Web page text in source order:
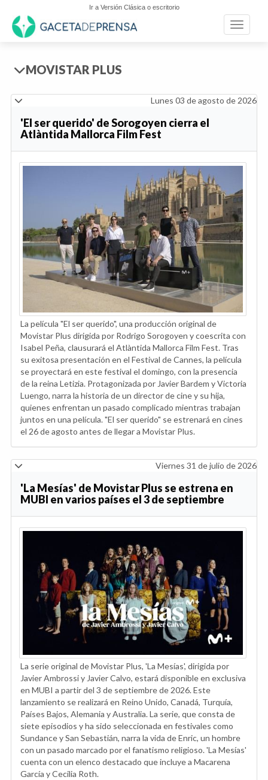
Ir a Versión Clásica o escritorio
Toggle
MOVISTAR PLUS
Lunes 03 de agosto de 2026
'El ser querido' de Sorogoyen cierra el
Atlàntida Mallorca Film Fest
La película "El ser querido", una producción original de
Movistar Plus dirigida por Rodrigo Sorogoyen y coescrita con
Isabel Peña, clausurará el Atlàntida Mallorca Film Fest. Tras
su exitosa presentación en el Festival de Cannes, la película
se proyectará en este festival el domingo, con la presencia
de la reina Letizia. Protagonizada por Javier Bardem y Victoria
Luengo, narra la historia de un director de cine y su hija,
quienes enfrentan un pasado complicado mientras trabajan
juntos en una película. "El ser querido" se estrenará en cines
el 26 de agosto antes de llegar a Movistar Plus.
Viernes 31 de julio de 2026
'La Mesías' de Movistar Plus se estrena en
MUBI en varios países el 3 de septiembre
La serie original de Movistar Plus, 'La Mesías', dirigida por
Javier Ambrossi y Javier Calvo, estará disponible en exclusiva
en MUBI a partir del 3 de septiembre de 2026. Este
lanzamiento se realizará en Reino Unido, Canadá, Turquía,
Países Bajos, Alemania y Australia. La serie, que consta de
siete episodios y ha sido seleccionada en festivales como
Sundance y San Sebastián, narra la vida de Enric, un hombre
con un pasado marcado por el fanatismo religioso. 'La Mesías'
cuenta con un elenco destacado que incluye a Macarena
García y Cecilia Roth.